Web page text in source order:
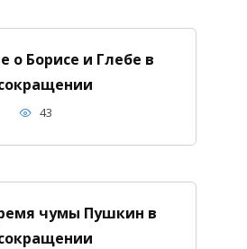
о Борисе и Глебе в
43
чумы Пушкин в